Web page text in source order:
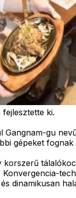
ki.
gu
gépeket
dinamikusan